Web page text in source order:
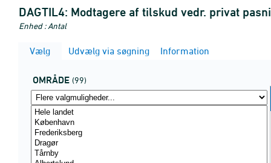
DAGTIL4: Modtagere af tilskud vedr. privat
Enhed : Antal
Vælg Udvælg via søgning Information
OMRÅDE (99)